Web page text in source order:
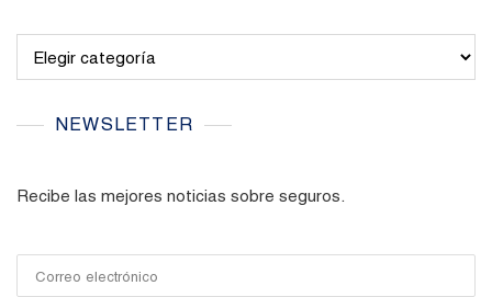
NEWSLETTER
Recibe las mejores noticias sobre seguros.